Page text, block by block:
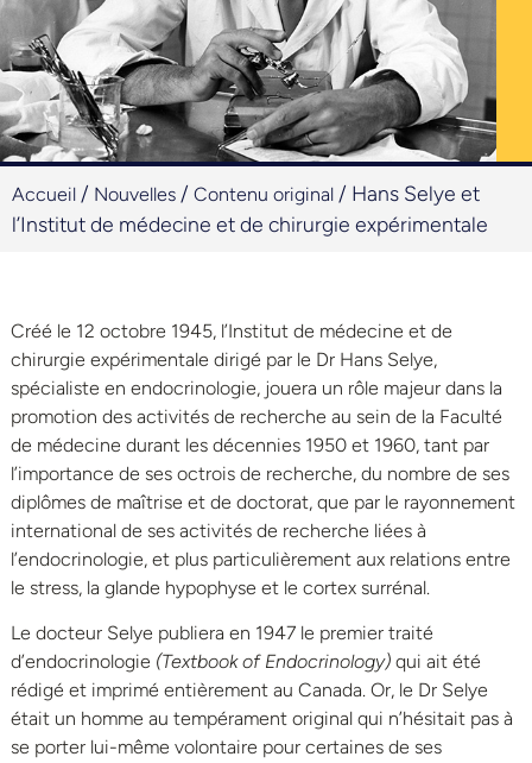
Accueil / Nouvelles / Contenu original / Hans Selye et
l’Institut de médecine et de chirurgie expérimentale
Créé le 12 octobre 1945, l’Institut de médecine et de
chirurgie expérimentale dirigé par le Dr Hans Selye,
spécialiste en endocrinologie, jouera un rôle majeur dans la
promotion des activités de recherche au sein de la Faculté
de médecine durant les décennies 1950 et 1960, tant par
l’importance de ses octrois de recherche, du nombre de ses
diplômes de maîtrise et de doctorat, que par le rayonnement
international de ses activités de recherche liées à
l’endocrinologie, et plus particulièrement aux relations entre
le stress, la glande hypophyse et le cortex surrénal.
Le docteur Selye publiera en 1947 le premier traité
d’endocrinologie (Textbook of Endocrinology) qui ait été
rédigé et imprimé entièrement au Canada. Or, le Dr Selye
était un homme au tempérament original qui n’hésitait pas à
se porter lui-même volontaire pour certaines de ses